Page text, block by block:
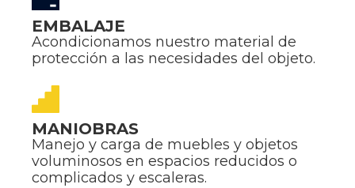
EMBALAJE
Acondicionamos nuestro material de
protección a las necesidades del objeto.
MANIOBRAS
Manejo y carga de muebles y objetos
voluminosos en espacios reducidos o
complicados y escaleras.